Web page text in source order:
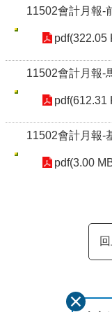
11502會計月報-
pdf(322.05
11502會計月報-
pdf(612.31
11502會計月報-
pdf(3.00